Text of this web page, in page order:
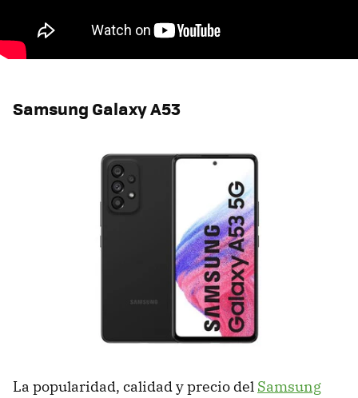
Samsung Galaxy A53
La popularidad, calidad y precio del Samsung